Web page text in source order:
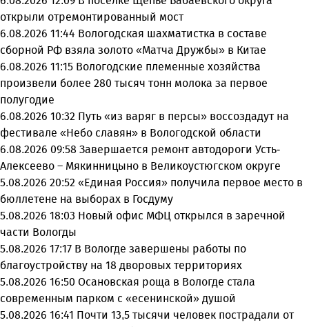
открыли отремонтированный мост
6.08.2026 11:44 Вологодская шахматистка в составе
сборной РФ взяла золото «Матча Дружбы» в Китае
6.08.2026 11:15 Вологодские племенные хозяйства
произвели более 280 тысяч тонн молока за первое
полугодие
6.08.2026 10:32 Путь «из варяг в персы» воссоздадут на
фестивале «Небо славян» в Вологодской области
6.08.2026 09:58 Завершается ремонт автодороги Усть-
Алексеево – Мякинницыно в Великоустюгском округе
5.08.2026 20:52 «Единая Россия» получила первое место в
бюллетене на выборах в Госдуму
5.08.2026 18:03 Новый офис МФЦ открылся в заречной
части Вологды
5.08.2026 17:17 В Вологде завершены работы по
благоустройству на 18 дворовых территориях
5.08.2026 16:50 Осановская роща в Вологде стала
современным парком с «есенинской» душой
5.08.2026 16:41 Почти 13,5 тысячи человек пострадали от